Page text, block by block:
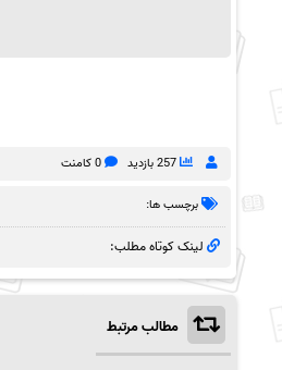
257 بازدید 0 کامنت
برچسب ها:
لینک کوتاه مطلب:
مطالب مرتبط